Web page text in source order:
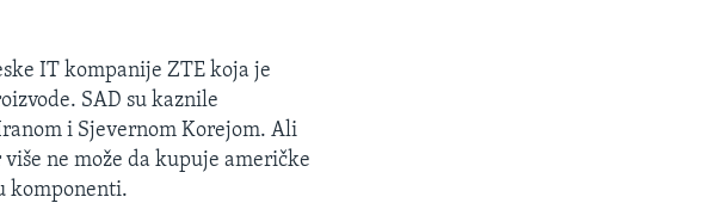
IT kompanije ZTE koja je
SAD su kaznile
i Sjevernom Korejom. Ali
ne može da kupuje američke
komponenti.